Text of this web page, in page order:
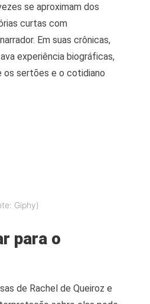
se aproximam dos
curtas com
Em suas crônicas,
experiência biográficas,
os sertões e o cotidiano
Giphy)
para o
de Rachel de Queiroz e